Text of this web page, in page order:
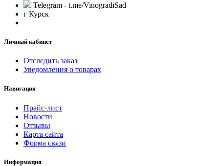
Telegram - t.me/VinogradiSad
г Курск
Личный кабинет
Отследить заказ
Уведомления о товарах
Навигация
Прайс-лист
Новости
Отзывы
Карта сайта
Форма связи
Информация